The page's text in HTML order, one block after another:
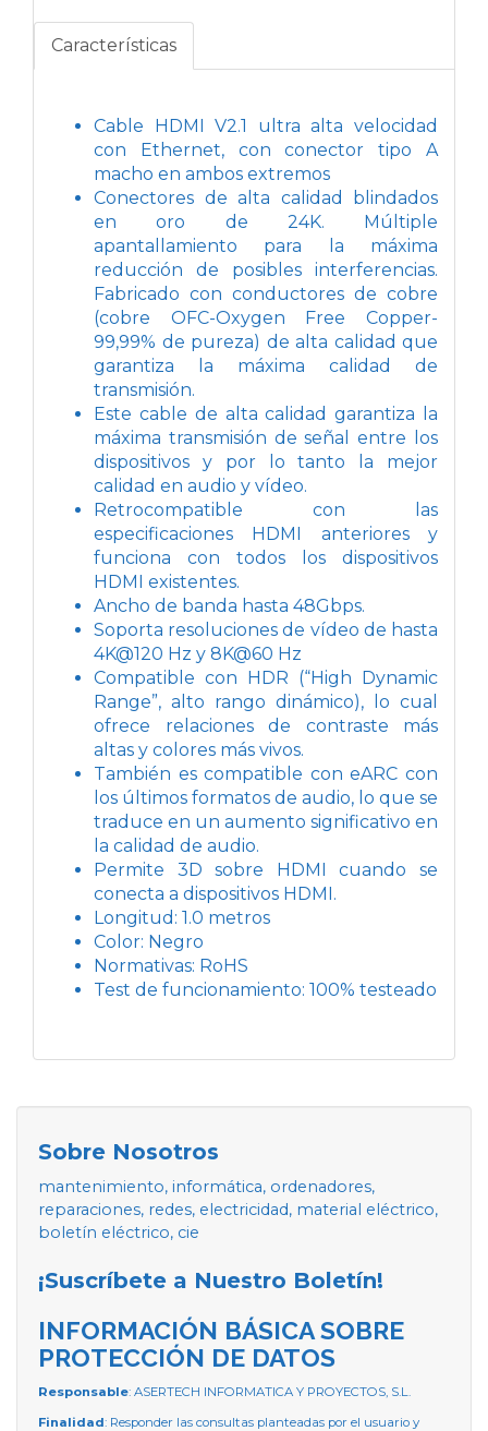
Características
Cable HDMI V2.1 ultra alta velocidad
con Ethernet, con conector tipo A
macho en ambos extremos
Conectores de alta calidad blindados
en oro de 24K. Múltiple
apantallamiento para la máxima
reducción de posibles interferencias.
Fabricado con conductores de cobre
(cobre OFC-Oxygen Free Copper-
99,99% de pureza) de alta calidad que
garantiza la máxima calidad de
transmisión.
Este cable de alta calidad garantiza la
máxima transmisión de señal entre los
dispositivos y por lo tanto la mejor
calidad en audio y vídeo.
Retrocompatible con las
especificaciones HDMI anteriores y
funciona con todos los dispositivos
HDMI existentes.
Ancho de banda hasta 48Gbps.
Soporta resoluciones de vídeo de hasta
4K@120 Hz y 8K@60 Hz
Compatible con HDR (“High Dynamic
Range”, alto rango dinámico), lo cual
ofrece relaciones de contraste más
altas y colores más vivos.
También es compatible con eARC con
los últimos formatos de audio, lo que se
traduce en un aumento significativo en
la calidad de audio.
Permite 3D sobre HDMI cuando se
conecta a dispositivos HDMI.
Longitud: 1.0 metros
Color: Negro
Normativas: RoHS
Test de funcionamiento: 100% testeado
Sobre Nosotros
mantenimiento, informática, ordenadores,
reparaciones, redes, electricidad, material eléctrico,
boletín eléctrico, cie
¡Suscríbete a Nuestro Boletín!
INFORMACIÓN BÁSICA SOBRE
PROTECCIÓN DE DATOS
Responsable: ASERTECH INFORMATICA Y PROYECTOS, S.L.
Finalidad: Responder las consultas planteadas por el usuario y